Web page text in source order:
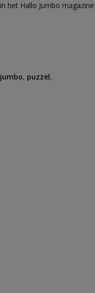
het Hallo Jumbo magazine
jumbo, puzzel,